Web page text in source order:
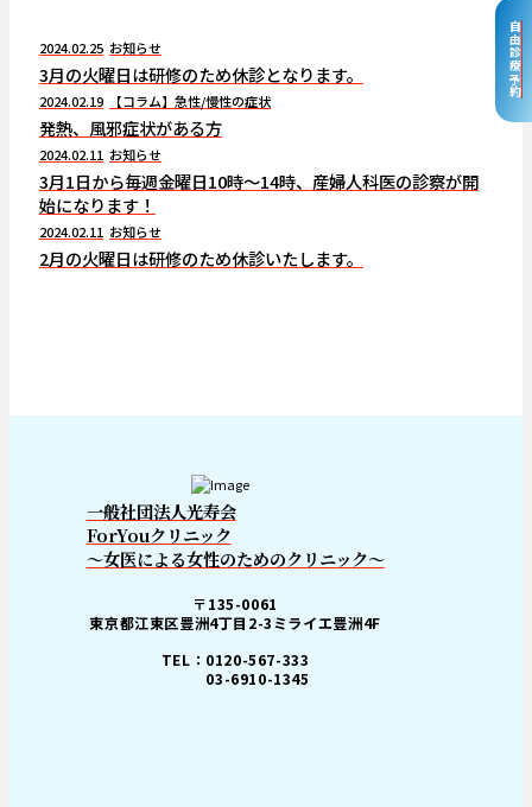
自由診療予約
2024.02.25 お知らせ
3月の火曜日は研修のため休診となります。
2024.02.19 【コラム】急性/慢性の症状
発熱、風邪症状がある方
2024.02.11 お知らせ
3月1日から毎週金曜日10時～14時、産婦人科医の診察が開
始になります！
2024.02.11 お知らせ
2月の火曜日は研修のため休診いたします。
一般社団法人光寿会
ForYouクリニック
～女医による女性のためのクリニック～
〒135-0061
東京都江東区豊洲4丁目2-3ミライエ豊洲4F
TEL：0120-567-333
03-6910-1345